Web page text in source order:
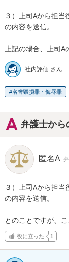
３）上司Aから担
の内容を送信。
上記の場合、上司A
社内評価 さん
名誉毀損罪・侮辱罪
弁護士から
匿名A
３）上司Aから担
の内容を送信。
とのことですが、
役に立った 1